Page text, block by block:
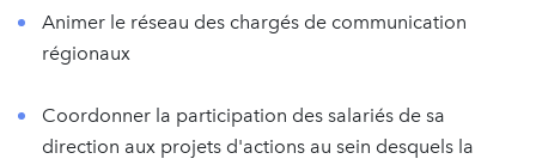
Animer le réseau des chargés de communication
régionaux
Coordonner la participation des salariés de sa
direction aux projets d'actions au sein desquels la